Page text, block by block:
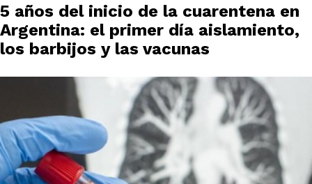
5 años del inicio de la cuarentena en
Argentina: el primer día aislamiento,
los barbijos y las vacunas